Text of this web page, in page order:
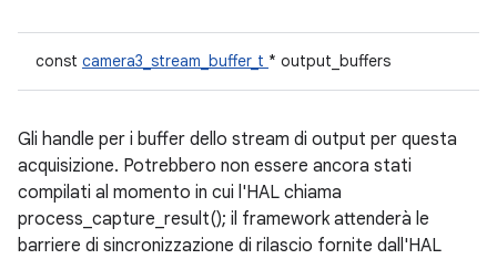
const camera3_stream_buffer_t * output_buffers
Gli handle per i buffer dello stream di output per questa
acquisizione. Potrebbero non essere ancora stati
compilati al momento in cui l'HAL chiama
process_capture_result(); il framework attenderà le
barriere di sincronizzazione di rilascio fornite dall'HAL